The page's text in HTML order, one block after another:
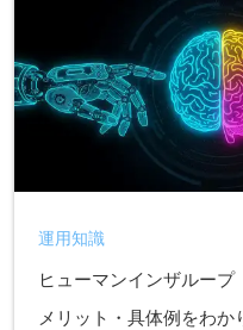
ヒューマンインザループ
メリット・具体例をわか
運用知識